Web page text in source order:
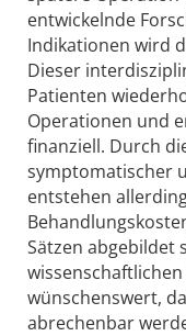
entwickelnde
Indikationen wird
Dieser
Patienten
Operationen und
finanziell. Durch
symptomatischer
entstehen
Sätzen abgebildet
wünschenswert,
abrechenbar